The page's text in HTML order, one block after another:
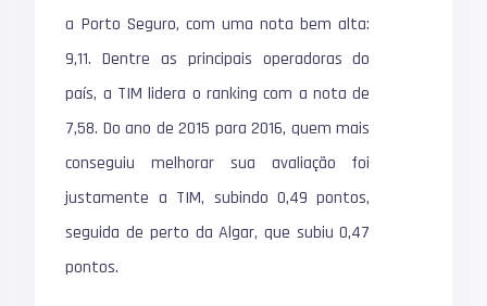
a Porto Seguro, com uma nota bem alta:
9,11. Dentre as principais operadoras do
país, a TIM lidera o ranking com a nota de
7,58. Do ano de 2015 para 2016, quem mais
conseguiu melhorar sua avaliação foi
justamente a TIM, subindo 0,49 pontos,
seguida de perto da Algar, que subiu 0,47
pontos.